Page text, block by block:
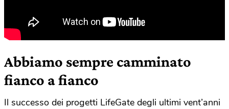
Abbiamo sempre camminato
fianco a fianco
Il successo dei progetti LifeGate degli ultimi vent’anni